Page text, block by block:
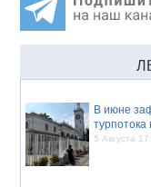
В июне
турпотока
5 Августа